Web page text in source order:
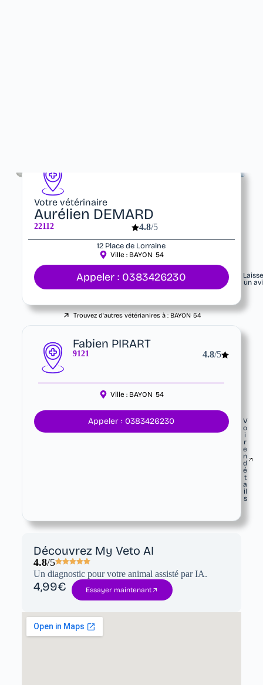
Votre vétérinaire
Aurélien DEMARD
22112 4.8/5
12 Place de Lorraine
Ville : BAYON 54
Appeler : 0383426230
un
Trouvez d'autres vétérianires à : BAYON 54
Fabien PIRART
9121 4.8/5
Ville : BAYON 54
Appeler : 0383426230
V
o
i
r
e
n
d
é
t
a
il
s
Découvrez My Veto AI
4.8/5
Un diagnostic pour votre animal assisté par IA.
4,99€ Essayer maintenant